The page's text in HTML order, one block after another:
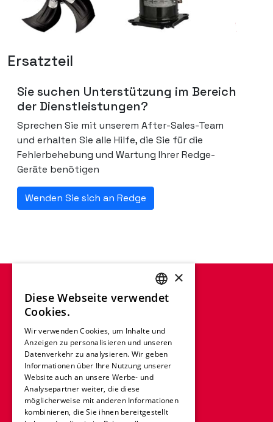
Ersatzteil
Sie suchen Unterstützung im Bereich
der Dienstleistungen?
Sprechen Sie mit unserem After-Sales-Team
und erhalten Sie alle Hilfe, die Sie für die
Fehlerbehebung und Wartung Ihrer Redge-
Geräte benötigen
Wenden Sie sich an Redge
ENGLISH
GERMAN
ITALIAN
DUTCH
×
Diese Webseite verwendet
Cookies.
Wir verwenden Cookies, um Inhalte und
Anzeigen zu personalisieren und unseren
Datenverkehr zu analysieren. Wir geben
Informationen über Ihre Nutzung unserer
Website auch an unsere Werbe- und
Analysepartner weiter, die diese
möglicherweise mit anderen Informationen
kombinieren, die Sie ihnen bereitgestellt